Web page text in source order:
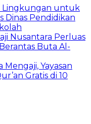
Lingkungan untuk
Dinas Pendidikan
Nusantara Perluas
Buta Al-
Mengaji, Yayasan
Gratis di 10